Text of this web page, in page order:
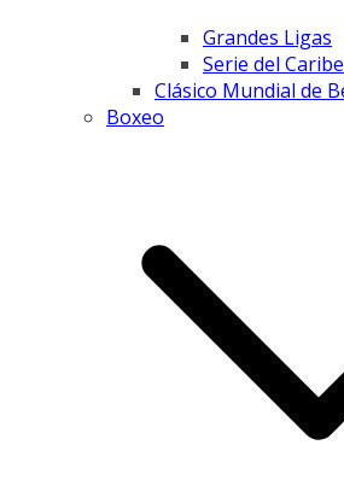
Grandes Ligas
Serie del Caribe
Clásico Mundial de
Boxeo